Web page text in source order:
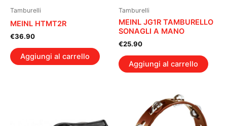
Tamburelli
MEINL HTMT2R
€36.90
Aggiungi al carrello
Tamburelli
MEINL JG1R TAMBURELLO
SONAGLI A MANO
€25.90
Aggiungi al carrello